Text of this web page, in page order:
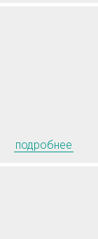
подробнее